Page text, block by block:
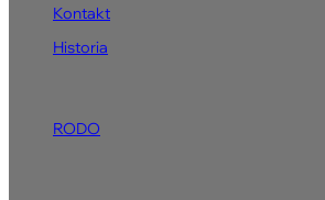
Kontakt
Historia
RODO